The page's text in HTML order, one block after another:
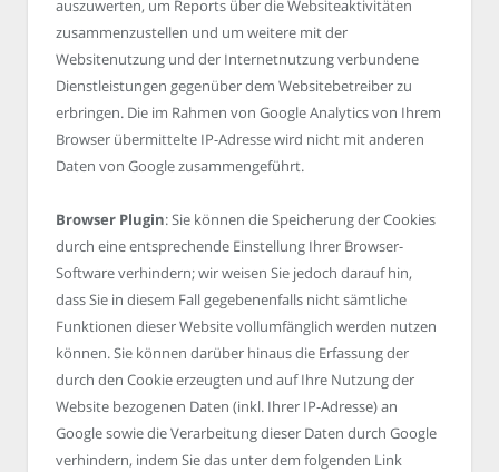
auszuwerten, um Reports über die Websiteaktivitäten
zusammenzustellen und um weitere mit der
Websitenutzung und der Internetnutzung verbundene
Dienstleistungen gegenüber dem Websitebetreiber zu
erbringen. Die im Rahmen von Google Analytics von Ihrem
Browser übermittelte IP-Adresse wird nicht mit anderen
Daten von Google zusammengeführt.
Browser Plugin: Sie können die Speicherung der Cookies
durch eine entsprechende Einstellung Ihrer Browser-
Software verhindern; wir weisen Sie jedoch darauf hin,
dass Sie in diesem Fall gegebenenfalls nicht sämtliche
Funktionen dieser Website vollumfänglich werden nutzen
können. Sie können darüber hinaus die Erfassung der
durch den Cookie erzeugten und auf Ihre Nutzung der
Website bezogenen Daten (inkl. Ihrer IP-Adresse) an
Google sowie die Verarbeitung dieser Daten durch Google
verhindern, indem Sie das unter dem folgenden Link